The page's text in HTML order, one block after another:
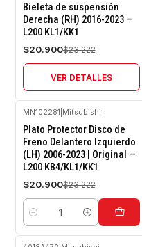
-10%
OFF
Agotado
Bieleta de suspensión
Derecha (RH) 2016-2023 —
L200 KL1/KK1
$20.900$23.222
VER DETALLES
-10%
OFF
MN102281 Mitsubishi
Plato Protector Disco de
Freno Delantero Izquierdo
(LH) 2006-2023 | Original —
L200 KB4/KL1/KK1
$20.900$23.222
Cantidad